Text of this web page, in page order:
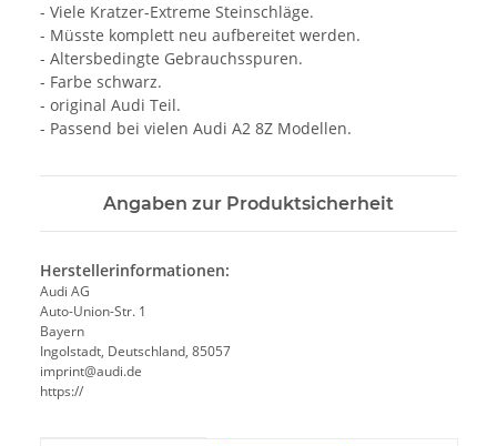
- Viele Kratzer-Extreme Steinschläge.
- Müsste komplett neu aufbereitet werden.
- Altersbedingte Gebrauchsspuren.
- Farbe schwarz.
- original Audi Teil.
- Passend bei vielen Audi A2 8Z Modellen.
Angaben zur Produktsicherheit
Herstellerinformationen:
Audi AG
Auto-Union-Str. 1
Bayern
Ingolstadt, Deutschland, 85057
imprint@audi.de
https://